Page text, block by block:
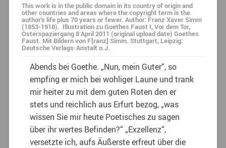
This work is in the public domain in its country of origin and
other countries and areas where the copyright term is the
author's life plus 70 years or fewer. Author: Franz Xaver Simm
(1853-1918). Illustration zu Goethes Faust I, Vor dem Tor,
Osterspaziergang 8 April 2011 (original upload date) Goethes
Faust. Mit Bildern von F[ranz] Simm. Stuttgart, Leipzig:
Deutsche Verlags-Anstalt o.J.
Abends bei Goethe. „Nun, mein Guter“, so
empfing er mich bei wohliger Laune und trank
mir heiter zu mit dem guten Roten den er
stets und reichlich aus Erfurt bezog, „was
wissen Sie mir heute Poetisches zu sagen
über ihr wertes Befinden?“ „Exzellenz“,
versetzte ich, aufs Äußerste erfreut über die